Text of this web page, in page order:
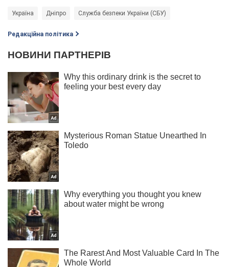
Україна Дніпро Служба безпеки України (СБУ)
Редакційна політика